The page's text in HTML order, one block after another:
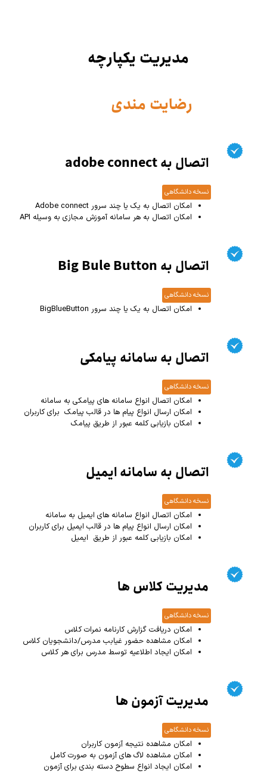
مدیریت یکپارچه
رضایت مندی
اتصال به adobe connect
نسخه دانشگاهی
امکان اتصال به یک یا چند سرور Adobe connect
امکان اتصال به هر سامانه آموزش مجازی به وسیله API
اتصال به Big Bule Button
نسخه دانشگاهی
امکان اتصال به یک یا چند سرور BigBlueButton
اتصال به سامانه پیامکی
نسخه دانشگاهی
امکان اتصال انواع سامانه های پیامکی به سامانه
امکان ارسال انواع پیام ها در قالب پیامک برای کاربران
امکان بازیابی کلمه عبور از طریق پیامک
اتصال به سامانه ایمیل
نسخه دانشگاهی
امکان اتصال انواع سامانه های ایمیل به سامانه
امکان ارسال انواع پیام ها در قالب ایمیل برای کاربران
امکان بازیابی کلمه عبور از طریق ایمیل
مدیریت کلاس ها
نسخه دانشگاهی
امکان دریافت گزارش کارنامه نمرات کلاس
امکان مشاهده حضور غیابب مدرس/دانشجویان کلاس
امکان ایجاد اطلاعیه توسط مدرس برای هر کلاس
مدیریت آزمون ها
نسخه دانشگاهی
امکان مشاهده نتیجه آزمون کاربران
امکان مشاهده لاگ های آزمون به صورت کامل
امکان ایجاد انواع سطوح دسته بندی برای آزمون